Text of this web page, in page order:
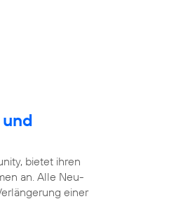
bietet ihren
an. Alle Neu-
einer